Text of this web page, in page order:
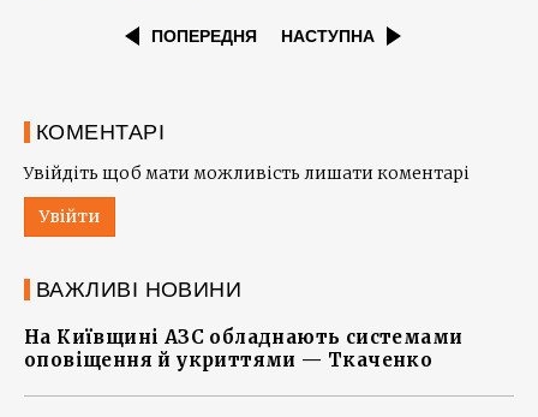
ПОПЕРЕДНЯ НАСТУПНА
КОМЕНТАРІ
Увійдіть щоб мати можливість лишати коментарі
Увійти
ВАЖЛИВІ НОВИНИ
На Київщині АЗС обладнають системами
оповіщення й укриттями — Ткаченко